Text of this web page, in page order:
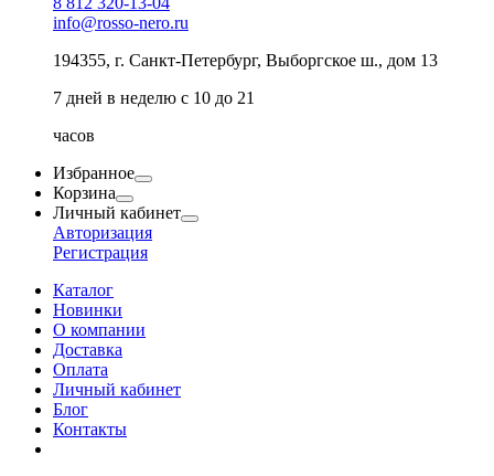
info@rosso-nero.ru
194355, г. Санкт-Петербург, Выборгское ш., дом 13
7 дней в неделю с 10 до 21
часов
Избранное
Корзина
Личный кабинет
Авторизация
Регистрация
Каталог
Новинки
О компании
Доставка
Оплата
Личный кабинет
Блог
Контакты